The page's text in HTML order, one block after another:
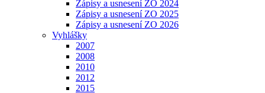
Zápisy a usnesení ZO 2024
Zápisy a usnesení ZO 2025
Zápisy a usnesení ZO 2026
Vyhlášky
2007
2008
2010
2012
2015